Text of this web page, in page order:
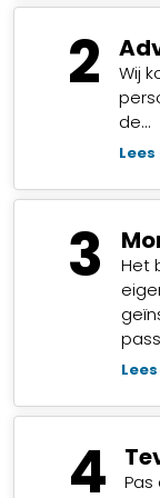
2
Wij
de…
3
Het
4
Pas